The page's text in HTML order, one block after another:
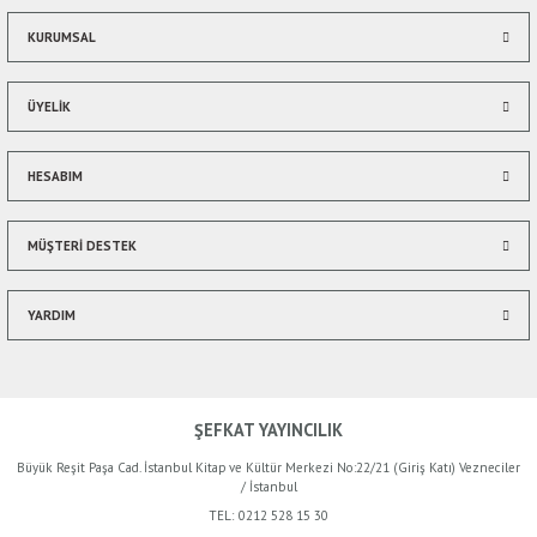
Bu ürüne benzer farklı alternatifler olmalı.
KURUMSAL
ÜYELİK
HESABIM
MÜŞTERİ DESTEK
YARDIM
ŞEFKAT YAYINCILIK
Büyük Reşit Paşa Cad. İstanbul Kitap ve Kültür Merkezi No:22/21 (Giriş Katı) Vezneciler
/ İstanbul
TEL: 0212 528 15 30